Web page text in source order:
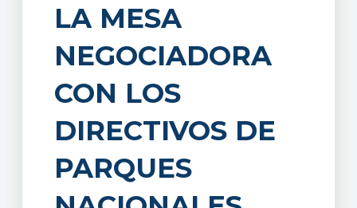
LA MESA
NEGOCIADORA
CON LOS
DIRECTIVOS DE
PARQUES